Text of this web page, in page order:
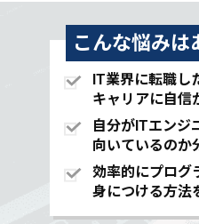
こんな悩みは
IT業界に転職し
キャリアに自信
自分がITエンジ
向いているのか
効率的にプログ
身につける方法